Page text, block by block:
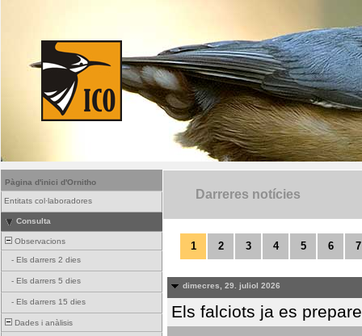
Pàgina d'inici d'Ornitho
Entitats col·laboradores
Consulta
Observacions
- Els darrers 2 dies
- Els darrers 5 dies
- Els darrers 15 dies
Dades i anàlisis
Darreres notícies
1 2 3 4 5 6 7
dimecres, 29. juliol 2026
Els falciots ja es